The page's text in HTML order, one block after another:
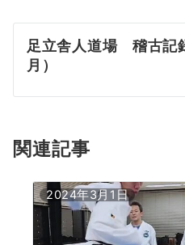
ビ
ゲ
ョ
ン
足立舎人道場 稽古記
月）
関連記事
2024年3月1日